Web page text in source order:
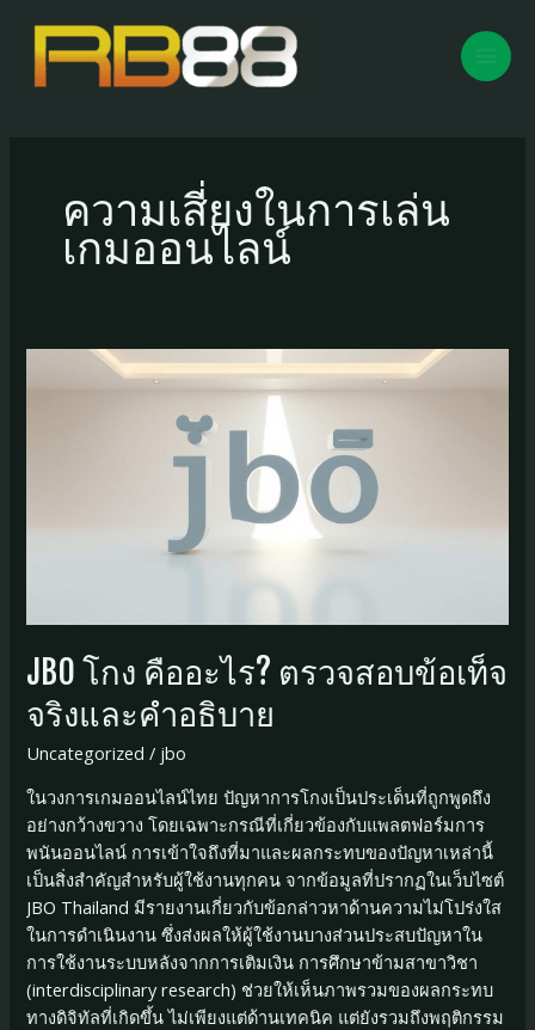
content
Main
ความเสี่ยงในการเล่น
เกมออนไลน์
JBO โกง คืออะไร? ตรวจสอบข้อเท็จ
จริงและคำอธิบาย
Uncategorized / jbo
ในวงการเกมออนไลน์ไทย ปัญหาการโกงเป็นประเด็นที่ถูกพูดถึง
อย่างกว้างขวาง โดยเฉพาะกรณีที่เกี่ยวข้องกับแพลตฟอร์มการ
พนันออนไลน์ การเข้าใจถึงที่มาและผลกระทบของปัญหาเหล่านี้
เป็นสิ่งสำคัญสำหรับผู้ใช้งานทุกคน จากข้อมูลที่ปรากฏในเว็บไซต์
JBO Thailand มีรายงานเกี่ยวกับข้อกล่าวหาด้านความไม่โปร่งใส
ในการดำเนินงาน ซึ่งส่งผลให้ผู้ใช้งานบางส่วนประสบปัญหาใน
การใช้งานระบบหลังจากการเติมเงิน การศึกษาข้ามสาขาวิชา
(interdisciplinary research) ช่วยให้เห็นภาพรวมของผลกระทบ
ทางดิจิทัลที่เกิดขึ้น ไม่เพียงแต่ด้านเทคนิค แต่ยังรวมถึงพฤติกรรม